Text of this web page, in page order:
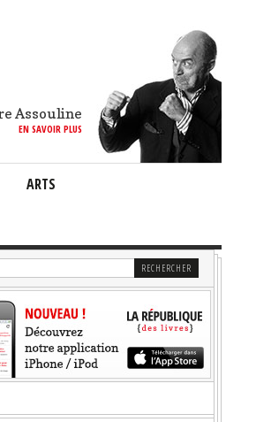
Assouline
EN SAVOIR PLUS
ARTS